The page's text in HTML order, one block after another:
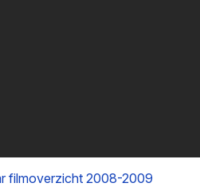
filmoverzicht 2008-2009